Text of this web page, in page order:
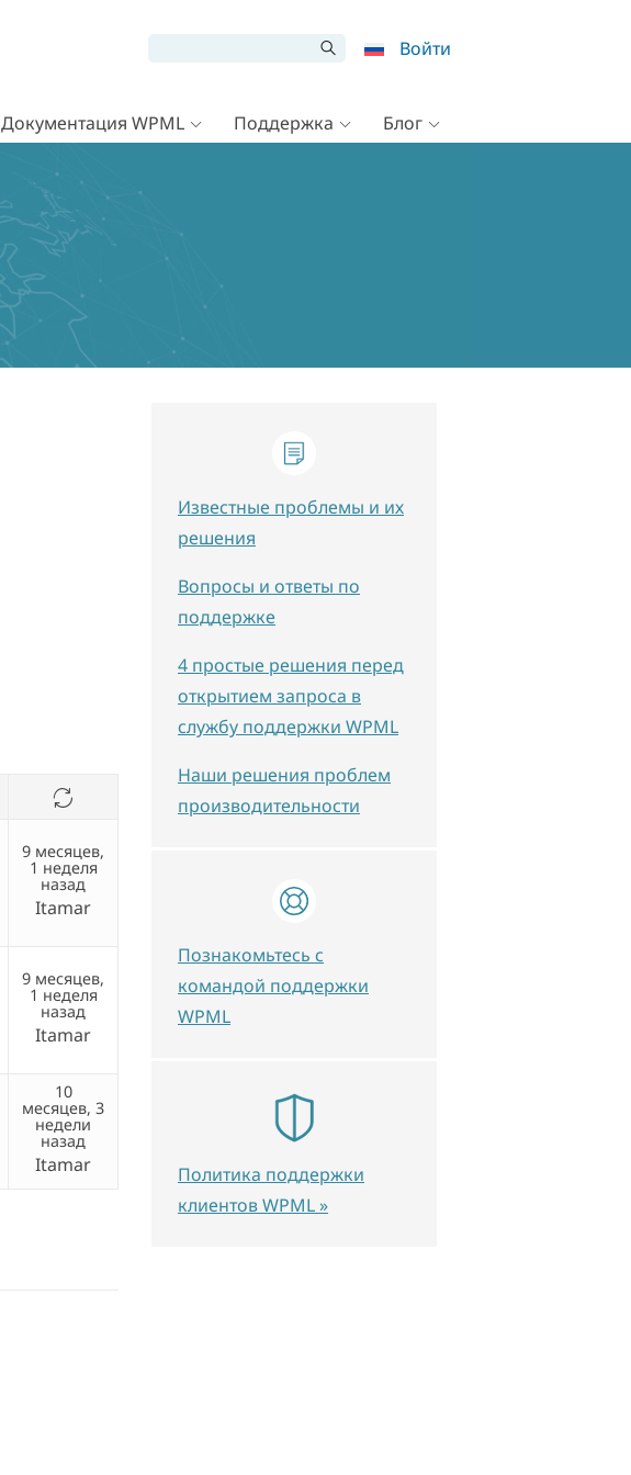
Войти
Документация WPML Поддержка Блог
9 месяцев,
1 неделя
назад
Itamar
9 месяцев,
1 неделя
назад
Itamar
10
месяцев, 3
недели
назад
Itamar
Известные проблемы и их
решения
Вопросы и ответы по
поддержке
4 простые решения перед
открытием запроса в
службу поддержки WPML
Наши решения проблем
производительности
Познакомьтесь с
командой поддержки
WPML
Политика поддержки
клиентов WPML »